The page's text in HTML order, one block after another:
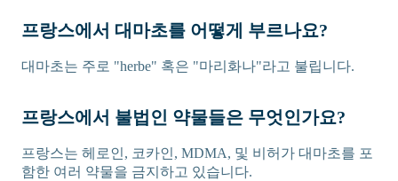
프랑스에서 대마초를 어떻게 부르나요?
대마초는 주로 "herbe" 혹은 "마리화나"라고 불립니다.
프랑스에서 불법인 약물들은 무엇인가요?
프랑스는 헤로인, 코카인, MDMA, 및 비허가 대마초를 포
함한 여러 약물을 금지하고 있습니다.